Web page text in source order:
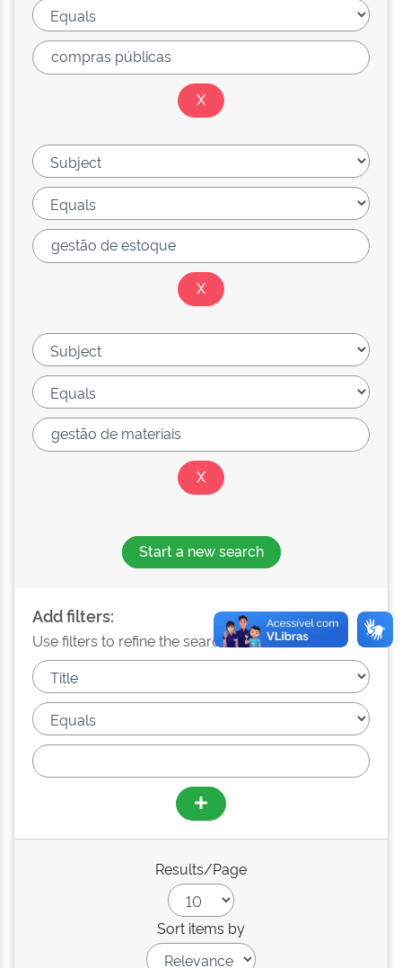
Start a new search
Add filters:
Use filters to refine the search results.
Results/Page
Sort items by